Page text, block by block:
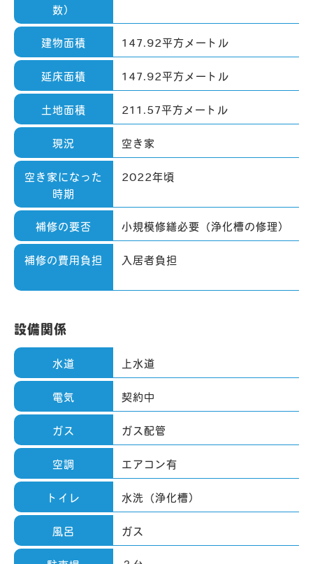
数）
建物面積 147.92平方メートル
延床面積 147.92平方メートル
土地面積 211.57平方メートル
現況 空き家
空き家になった
時期
2022年頃
補修の要否 小規模修繕必要（浄化槽の修理）
補修の費用負担 入居者負担
設備関係
水道 上水道
電気 契約中
ガス ガス配管
空調 エアコン有
トイレ 水洗（浄化槽）
風呂 ガス